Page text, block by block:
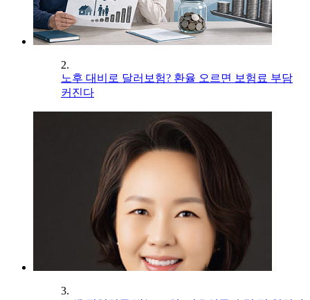
2.
노후 대비로 달러보험? 환율 오르면 보험료 부담
커진다
3.